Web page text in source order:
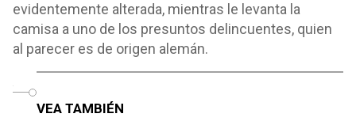
evidentemente alterada, mientras le levanta la
camisa a uno de los presuntos delincuentes, quien
al parecer es de origen alemán.
VEA TAMBIÉN